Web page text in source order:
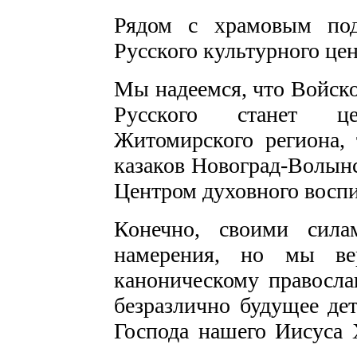
Рядом с храмовым
Русского культурного
Мы надеемся, что
Русского станет
Житомирского
казаков Новоград-
Центром духовного
Конечно, своими
намерения, но мы
каноническому
безразлично будущее
Господа нашего